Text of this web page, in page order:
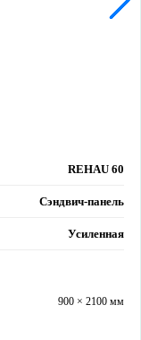
REHAU 60
Сэндвич-панель
Усиленная
900 × 2100 мм